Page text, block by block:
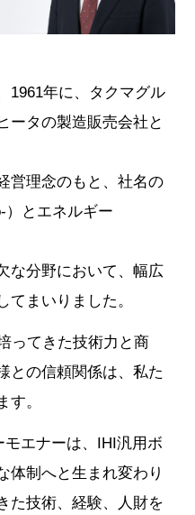
1961年に、タクマグル
ータの製造販売会社と
営理念のもと、社名の
）とエネルギー
な分野において、幅広
てまいりました。
ってきた技術力と商
との信頼関係は、私た
す。
エナーは、IHI汎用ボ
体制へと生まれ変わり
た技術、経験、人財を